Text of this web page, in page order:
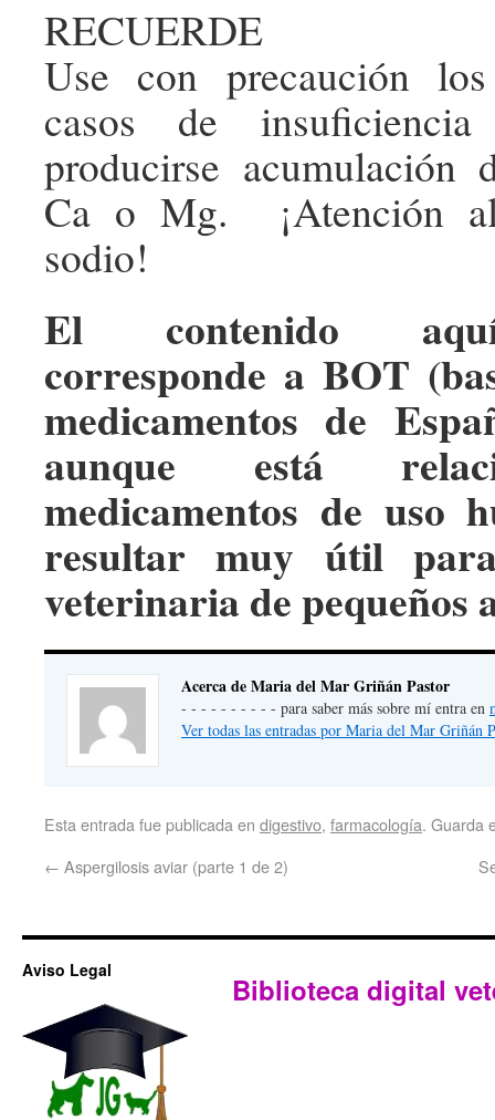
RECUERDE
Use con precaución
casos de
producirse acumulación
Ca o Mg. ¡Atención
sodio!
El contenido
corresponde a BOT
medicamentos de
aunque está
medicamentos de uso
resultar muy útil
veterinaria de pequeños
Acerca de Maria del Mar Griñán Pastor
- - - - - - - - - - para saber más sobre mí entra en
Ver todas las entradas por Maria del Mar Griñán
Esta entrada fue publicada en digestivo, farmacología. Guarda
← Aspergilosis aviar (parte 1 de 2)
Aviso Legal
Biblioteca digital